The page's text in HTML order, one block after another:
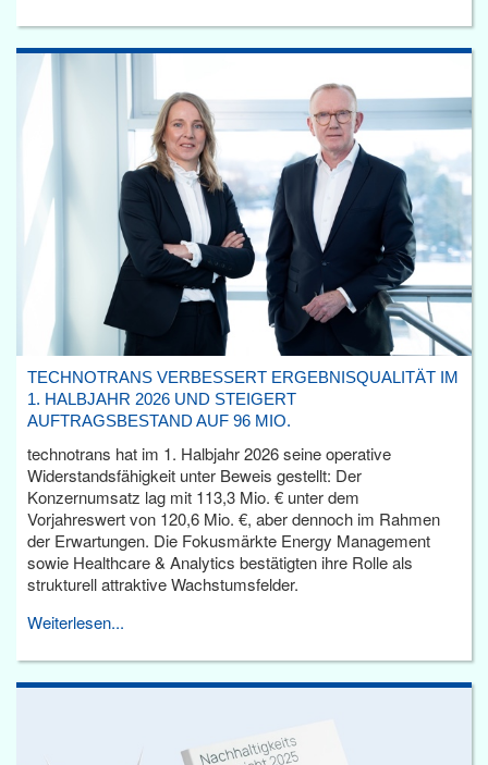
TECHNOTRANS VERBESSERT ERGEBNISQUALITÄT IM
1. HALBJAHR 2026 UND STEIGERT
AUFTRAGSBESTAND AUF 96 MIO.
technotrans hat im 1. Halbjahr 2026 seine operative
Widerstandsfähigkeit unter Beweis gestellt: Der
Konzernumsatz lag mit 113,3 Mio. € unter dem
Vorjahreswert von 120,6 Mio. €, aber dennoch im Rahmen
der Erwartungen. Die Fokusmärkte Energy Management
sowie Healthcare & Analytics bestätigten ihre Rolle als
strukturell attraktive Wachstumsfelder.
Weiterlesen...